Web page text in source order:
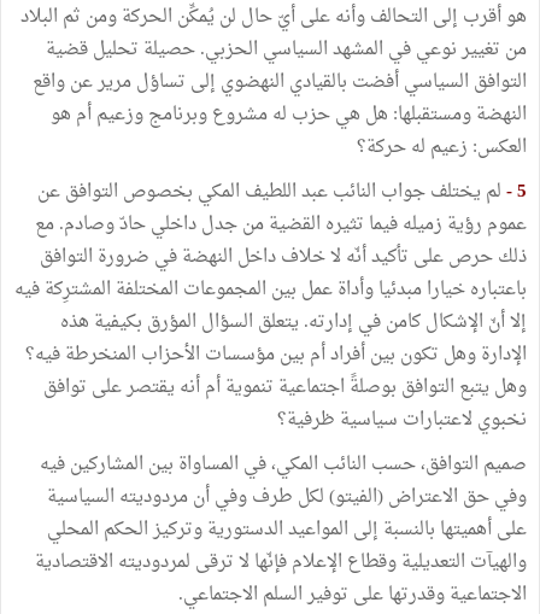
هو أقرب إلى التحالف وأنه على أيّ حال لن يُمكِّن الحركة ومن ثم البلاد
من تغيير نوعي في المشهد السياسي الحزبي. حصيلة تحليل قضية
التوافق السياسي أفضت بالقيادي النهضوي إلى تساؤل مرير عن واقع
النهضة ومستقبلها: هل هي حزب له مشروع وبرنامج وزعيم أم هو
العكس: زعيم له حركة؟
5 - لم يختلف جواب النائب عبد اللطيف المكي بخصوص التوافق عن
عموم رؤية زميله فيما تثيره القضية من جدل داخلي حادّ وصادم. مع
ذلك حرص على تأكيد أنّه لا خلاف داخل النهضة في ضرورة التوافق
باعتباره خيارا مبدئيا وأداة عمل بين المجموعات المختلفة المشترِكة فيه
إلا أنّ الإشكال كامن في إدارته. يتعلق السؤال المؤرق بكيفية هذه
الإدارة وهل تكون بين أفراد أم بين مؤسسات الأحزاب المنخرطة فيه؟
وهل يتبع التوافق بوصلةً اجتماعية تنموية أم أنه يقتصر على توافق
نخبوي لاعتبارات سياسية ظرفية؟
صميم التوافق، حسب النائب المكي، في المساواة بين المشاركين فيه
وفي حق الاعتراض (الفيتو) لكل طرف وفي أن مردوديته السياسية
على أهميتها بالنسبة إلى المواعيد الدستورية وتركيز الحكم المحلي
والهيآت التعديلية وقطاع الإعلام فإنّها لا ترقى لمردوديته الاقتصادية
الاجتماعية وقدرتها على توفير السلم الاجتماعي.